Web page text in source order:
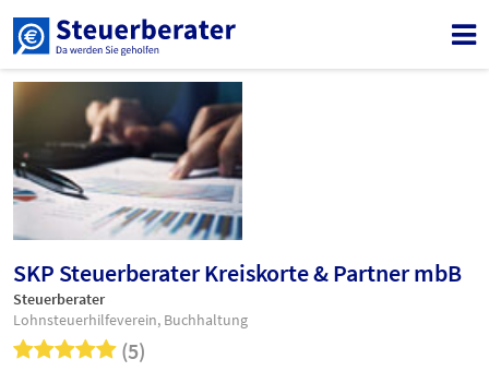
SKP Steuerberater Kreiskorte & Partner mbB
Steuerberater
Lohnsteuerhilfeverein, Buchhaltung
(5)